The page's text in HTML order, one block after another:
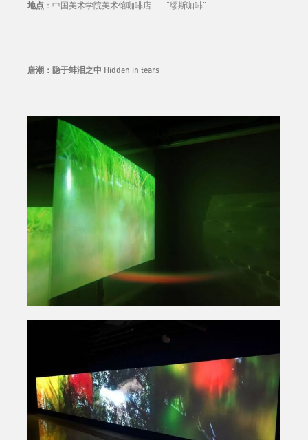
地点 ：中国美术学院美术馆咖啡店——“缪斯咖啡”
唐潮： 隐于蚌泪之中 Hidden in tears